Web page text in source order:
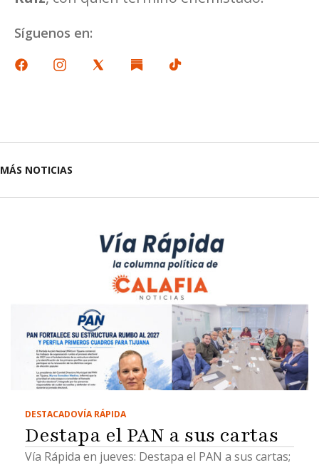
Síguenos en:
MÁS NOTICIAS
DESTACADOVÍA RÁPIDA
Destapa el PAN a sus cartas
Vía Rápida en jueves: Destapa el PAN a sus cartas;